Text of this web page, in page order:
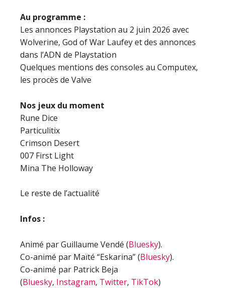
Au programme :
Les annonces Playstation au 2 juin 2026 avec
Wolverine, God of War Laufey et des annonces
dans l’ADN de Playstation
Quelques mentions des consoles au Computex,
les procès de Valve
Nos jeux du moment
Rune Dice
Particulitix
Crimson Desert
007 First Light
Mina The Holloway
Le reste de l’actualité
Infos :
Animé par Guillaume Vendé (Bluesky).
Co-animé par Maïté “Eskarina” (Bluesky).
Co-animé par Patrick Beja
(Bluesky, Instagram, Twitter, TikTok)